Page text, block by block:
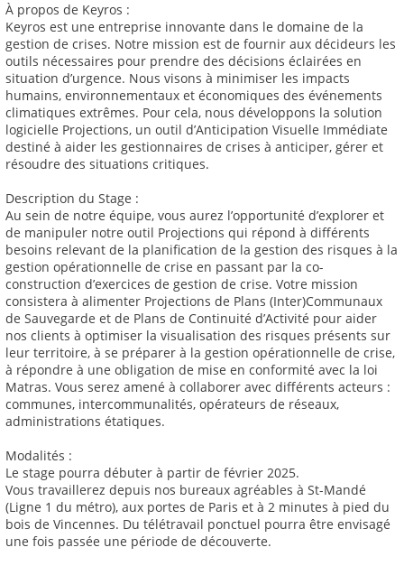
À propos de Keyros :
Keyros est une entreprise innovante dans le domaine de la
gestion de crises. Notre mission est de fournir aux décideurs les
outils nécessaires pour prendre des décisions éclairées en
situation d’urgence. Nous visons à minimiser les impacts
humains, environnementaux et économiques des événements
climatiques extrêmes. Pour cela, nous développons la solution
logicielle Projections, un outil d’Anticipation Visuelle Immédiate
destiné à aider les gestionnaires de crises à anticiper, gérer et
résoudre des situations critiques.
Description du Stage :
Au sein de notre équipe, vous aurez l’opportunité d’explorer et
de manipuler notre outil Projections qui répond à différents
besoins relevant de la planification de la gestion des risques à la
gestion opérationnelle de crise en passant par la co-
construction d’exercices de gestion de crise. Votre mission
consistera à alimenter Projections de Plans (Inter)Communaux
de Sauvegarde et de Plans de Continuité d’Activité pour aider
nos clients à optimiser la visualisation des risques présents sur
leur territoire, à se préparer à la gestion opérationnelle de crise,
à répondre à une obligation de mise en conformité avec la loi
Matras. Vous serez amené à collaborer avec différents acteurs :
communes, intercommunalités, opérateurs de réseaux,
administrations étatiques.
Modalités :
Le stage pourra débuter à partir de février 2025.
Vous travaillerez depuis nos bureaux agréables à St-Mandé
(Ligne 1 du métro), aux portes de Paris et à 2 minutes à pied du
bois de Vincennes. Du télétravail ponctuel pourra être envisagé
une fois passée une période de découverte.